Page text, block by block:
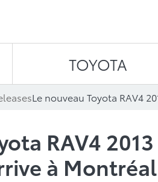
TOYOTA
RAV4
à Montréal